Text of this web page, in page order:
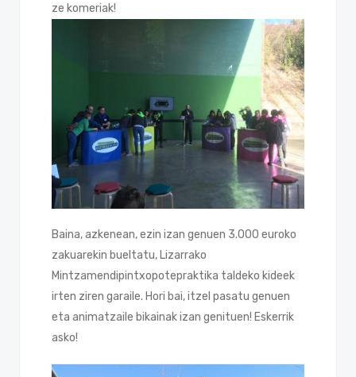
ze komeriak!
Baina, azkenean, ezin izan genuen 3.000 euroko
zakuarekin bueltatu, Lizarrako
Mintzamendipintxopotepraktika taldeko kideek
irten ziren garaile. Hori bai, itzel pasatu genuen
eta animatzaile bikainak izan genituen! Eskerrik
asko!